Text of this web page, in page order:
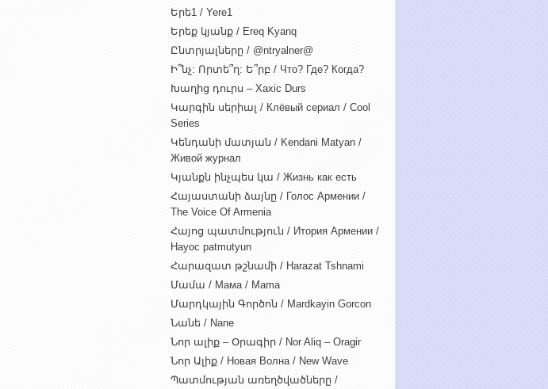
Երե1 / Yere1
Երեք կյանք / Ereq Kyanq
Ընտրյալները / @ntryalner@
Ի՞նչ: Որտե՞ղ: Ե՞րբ / Что? Где? Когда?
Խաղից դուրս – Xaxic Durs
Կարգին սերիալ / Клёвый сериал / Cool
Series
Կենդանի մատյան / Kendani Matyan /
Живой журнал
Կյանքն ինչպես կա / Жизнь как есть
Հայաստանի ձայնը / Голос Армении /
The Voice Of Armenia
Հայոց պատմություն / Итория Армении /
Hayoc patmutyun
Հարազատ թշնամի / Harazat Tshnami
Մամա / Мама / Mama
Մարդկային Գործոն / Mardkayin Gorcon
Նանե / Nane
Նոր ալիք – Օրագիր / Nor Aliq – Oragir
Նոր Ալիք / Новая Волна / New Wave
Պատմության առեղծվածները /